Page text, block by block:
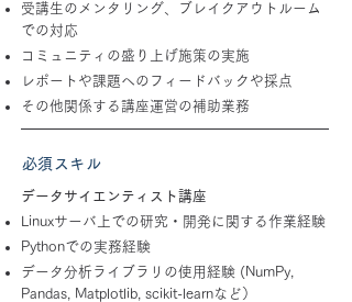
受講生のメンタリング、ブレイクアウトルーム
での対応
コミュニティの盛り上げ施策の実施
レポートや課題へのフィードバックや採点
その他関係する講座運営の補助業務
​必須スキル
データサイエンティスト講座
Linuxサーバ上での研究・開発に関する作業経験
Pythonでの実務経験
データ分析ライブラリの使用経験 (NumPy,
Pandas, Matplotlib, scikit-learnなど）